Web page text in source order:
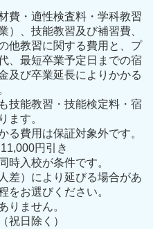
費・適性検査料・学科教習
）、技能教習及び補習費、
他教習に関する費用と、プ
、最短卒業予定日までの宿
及び卒業延長によりかかる
技能教習・技能検定料・宿
ます。
費用は保証対象外です。
円引き
時入校が条件です。
差）により延びる場合があ
をお選びください。
りません。
祝日除く）